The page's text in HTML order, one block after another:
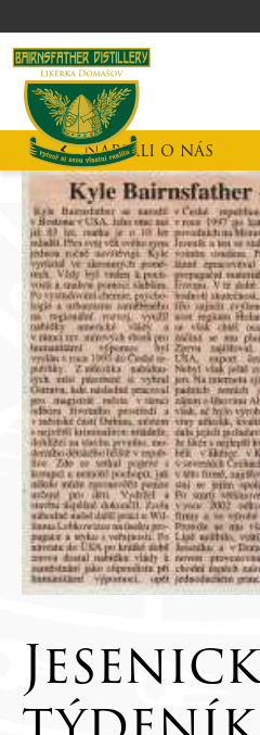
Napsali o nás